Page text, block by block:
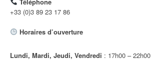
a
r
t
i
+33 (0)3 89 23 17 86
Horaires d’ouverture
Lundi, Mardi, Jeudi, Vendredi : 17h00 – 22h00